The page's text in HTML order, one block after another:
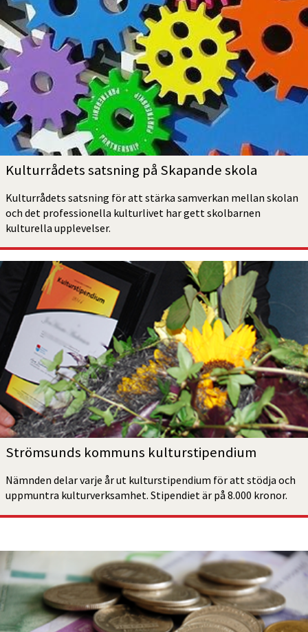
Kulturrådets satsning på Skapande skola
Kulturrådets satsning för att stärka samverkan mellan skolan
och det professionella kulturlivet har gett skolbarnen
kulturella upplevelser.
Strömsunds kommuns kultur­stipendium
Nämnden delar varje år ut kulturstipendium för att stödja och
uppmuntra kulturverksamhet. Stipendiet är på 8.000 kronor.